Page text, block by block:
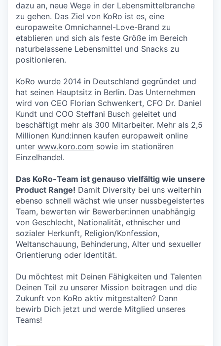
dazu an, neue Wege in der Lebensmittelbranche
zu gehen. Das Ziel von KoRo ist es, eine
europaweite Omnichannel-Love-Brand zu
etablieren und sich als feste Größe im Bereich
naturbelassene Lebensmittel und Snacks zu
positionieren.
KoRo wurde 2014 in Deutschland gegründet und
hat seinen Hauptsitz in Berlin. Das Unternehmen
wird von CEO Florian Schwenkert, CFO Dr. Daniel
Kundt und COO Steffani Busch geleitet und
beschäftigt mehr als 300 Mitarbeiter. Mehr als 2,5
Millionen Kund:innen kaufen europaweit online
unter www.koro.com sowie im stationären
Einzelhandel.
Das KoRo-Team ist genauso vielfältig wie unsere
Product Range! Damit Diversity bei uns weiterhin
ebenso schnell wächst wie unser nussbegeistertes
Team, bewerten wir Bewerber:innen unabhängig
von Geschlecht, Nationalität, ethnischer und
sozialer Herkunft, Religion/Konfession,
Weltanschauung, Behinderung, Alter und sexueller
Orientierung oder Identität.
Du möchtest mit Deinen Fähigkeiten und Talenten
Deinen Teil zu unserer Mission beitragen und die
Zukunft von KoRo aktiv mitgestalten? Dann
bewirb Dich jetzt und werde Mitglied unseres
Teams!